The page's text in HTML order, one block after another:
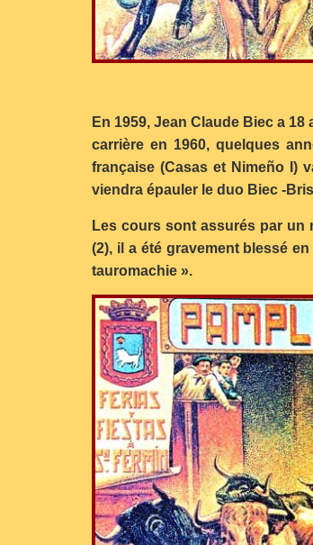
En 1959, Jean Claude Biec a
carrière en 1960, quelques
française (Casas et Nimeño I)
viendra épauler le duo Biec -
Les cours sont assurés par un
(2), il a été gravement blessé
tauromachie ».